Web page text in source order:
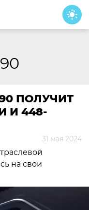
ПОЛУЧИТ
И 448-
31 мая 2024
на свои